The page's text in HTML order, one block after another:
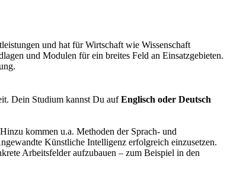
und hat für Wirtschaft wie Wissenschaft
und Modulen für ein breites Feld an Einsatzgebieten.
Dein Studium kannst Du aufEnglisch oder Deutsch
kommen u.a. Methoden der Sprach- und
Künstliche Intelligenz erfolgreich einzusetzen.
Arbeitsfelder aufzubauen – zum Beispiel in den